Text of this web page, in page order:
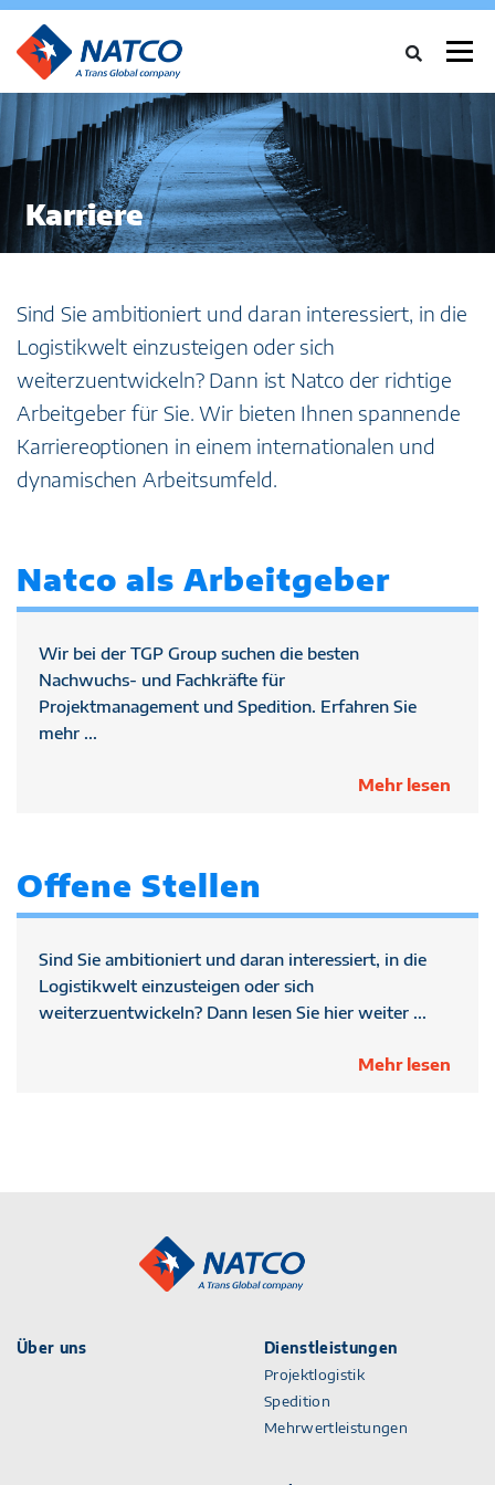
Menü
ÜBER UNS DIENSTLEISTUNGEN BRANCHEN
FALLSTUDIEN NEWS NETZWERK KARRIERE
Karriere
Sind Sie ambitioniert und daran interessiert, in die
Logistikwelt einzusteigen oder sich
weiterzuentwickeln? Dann ist Natco der richtige
Arbeitgeber für Sie. Wir bieten Ihnen spannende
Karriereoptionen in einem internationalen und
dynamischen Arbeitsumfeld.
Natco als Arbeitgeber
Wir bei der TGP Group suchen die besten
Nachwuchs- und Fachkräfte für
Projektmanagement und Spedition. Erfahren Sie
mehr ...
Mehr lesen
Offene Stellen
Sind Sie ambitioniert und daran interessiert, in die
Logistikwelt einzusteigen oder sich
weiterzuentwickeln? Dann lesen Sie hier weiter ...
Mehr lesen
Über uns
Dienstleistungen
Projektlogistik
Spedition
Mehrwertleistungen